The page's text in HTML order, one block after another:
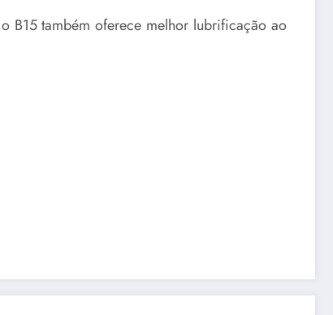
B15 também oferece melhor lubrificação ao